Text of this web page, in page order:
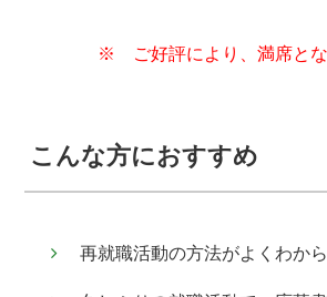
※ ご好評により、満席とな
こんな方におすすめ
再就職活動の方法がよくわか